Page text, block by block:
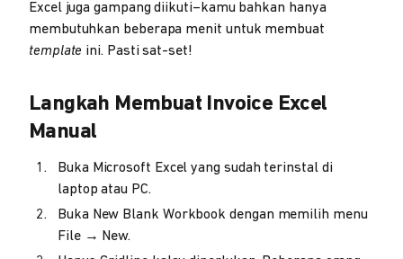
Excel juga gampang diikuti–kamu bahkan hanya
membutuhkan beberapa menit untuk membuat
template ini. Pasti sat-set!
Langkah Membuat Invoice Excel
Manual
Buka Microsoft Excel yang sudah terinstal di
laptop atau PC.
Buka New Blank Workbook dengan memilih menu
File → New.